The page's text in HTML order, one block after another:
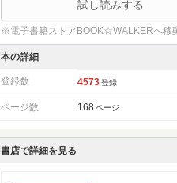
試し読みする
※電子書籍ストアBOOK☆WALKERへ移
本の詳細
登録数 4573 登録
ページ数 168 ページ
書店で詳細を見る